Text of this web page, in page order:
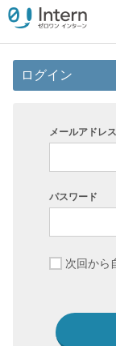
ログイン
メールアドレス
パスワード
次回から